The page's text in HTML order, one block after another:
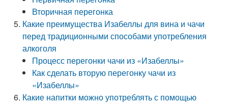
Вторичная перегонка
Какие преимущества Изабеллы для вина и чачи
перед традиционными способами употребления
алкоголя
Процесс перегонки чачи из «Изабеллы»
Как сделать вторую перегонку чачи из
«Изабеллы»
Какие напитки можно употреблять с помощью